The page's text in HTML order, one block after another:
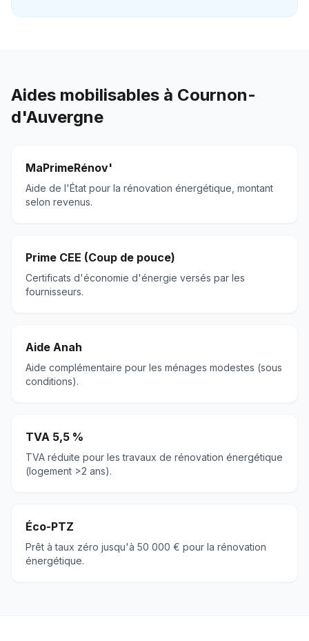
Aides mobilisables à Cournon-
d'Auvergne
MaPrimeRénov'
Aide de l'État pour la rénovation énergétique, montant
selon revenus.
Prime CEE (Coup de pouce)
Certificats d'économie d'énergie versés par les
fournisseurs.
Aide Anah
Aide complémentaire pour les ménages modestes (sous
conditions).
TVA 5,5 %
TVA réduite pour les travaux de rénovation énergétique
(logement >2 ans).
Éco-PTZ
Prêt à taux zéro jusqu'à 50 000 € pour la rénovation
énergétique.